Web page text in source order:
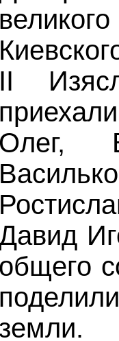
II
Олег,
Василько
общего